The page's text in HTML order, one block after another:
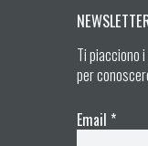
Ti piacciono
per
Email *